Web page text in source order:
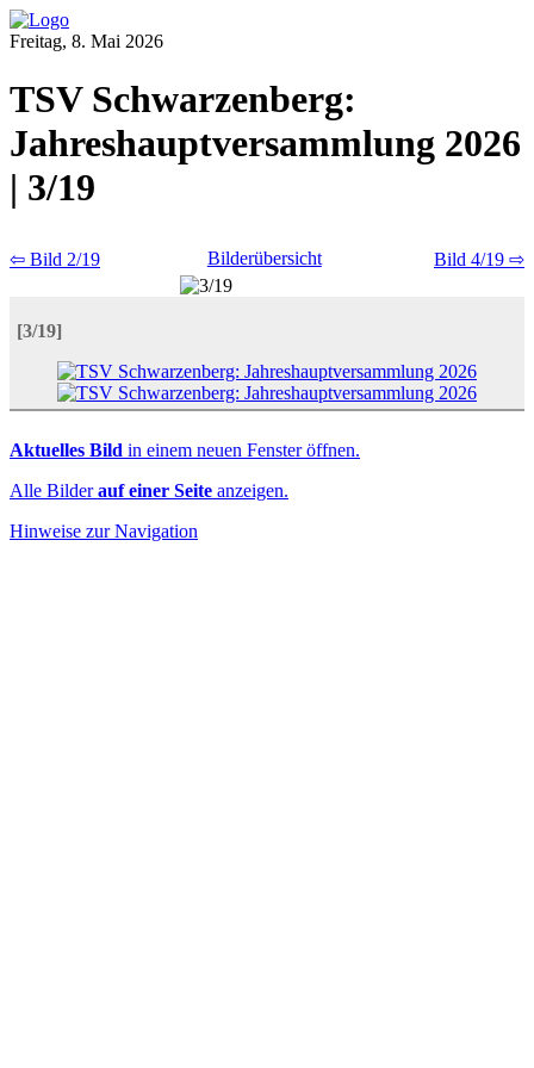
Freitag, 8. Mai 2026
TSV Schwarzenberg:
Jahreshauptversammlung 2026
| 3/19
⇦ Bild 2/19 Bilderübersicht Bild 4/19 ⇨
[3/19]
Aktuelles Bild in einem neuen Fenster öffnen.
Alle Bilderauf einer Seite anzeigen.
Hinweise zur Navigation